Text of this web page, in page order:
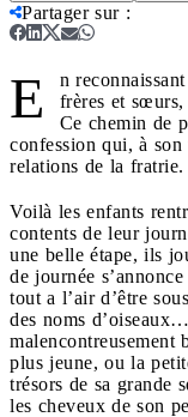
Partager sur:
E
n
frères et sœurs,
Ce chemin de
confession qui, à
relations de la fratrie.
Voilà les enfants
contents de leur
une belle étape, ils
de journée
tout a l’air d’être
des noms
malencontreusement
plus jeune, ou la
trésors de sa grande
les cheveux de son